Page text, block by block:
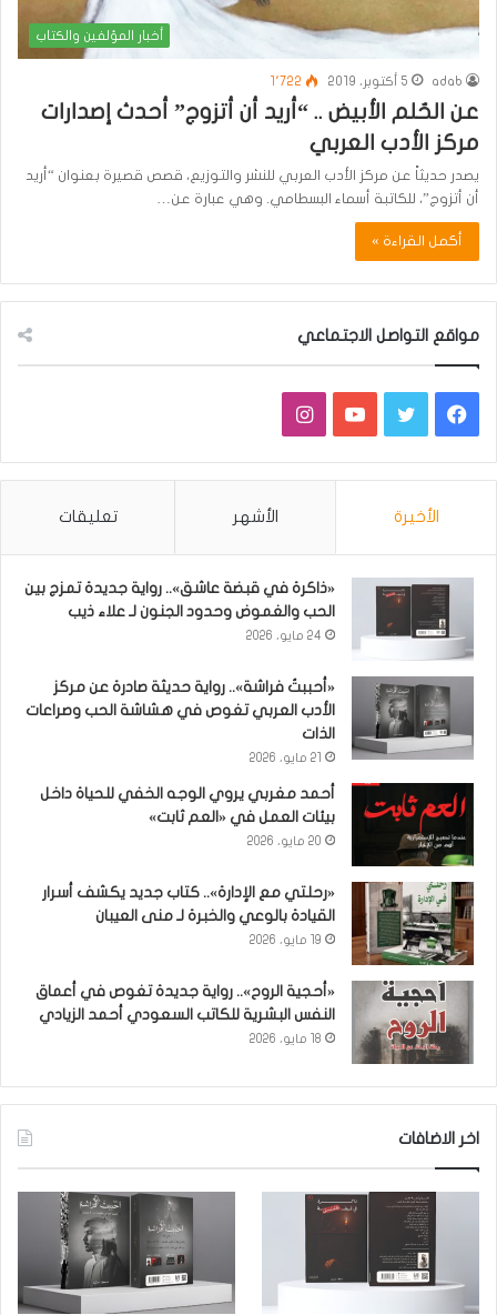
أخبار المؤلفين والكتاب
adab 5 أكتوبر، 2019 1٬722
عن الحٌلم الأبيض .. “أريد أن أتزوج” أحدث إصدارات
مركز الأدب العربي
يصدر حديثاً عن مركز الأدب العربي للنشر والتوزيع، قصص قصيرة بعنوان “أريد
أن أتزوج”، للكاتبة أسماء البسطامي. وهي عبارة عن…
أكمل القراءة »
مواقع التواصل الاجتماعي
فيسبوكتويتر يوتيوبانستقرام
الأخيرة الأشهر تعليقات
«ذاكرة في قبضة عاشق».. رواية جديدة تمزج بين
الحب والغموض وحدود الجنون لـ علاء ذيب
24 مايو، 2026
«أحببتُ فراشة».. رواية حديثة صادرة عن مركز
الأدب العربي تغوص في هشاشة الحب وصراعات
الذات
21 مايو، 2026
أحمد مغربي يروي الوجه الخفي للحياة داخل
بيئات العمل في «العم ثابت»
20 مايو، 2026
«رحلتي مع الإدارة».. كتاب جديد يكشف أسرار
القيادة بالوعي والخبرة لـ منى العيبان
19 مايو، 2026
«أحجية الروح».. رواية جديدة تغوص في أعماق
النفس البشرية للكاتب السعودي أحمد الزيادي
18 مايو، 2026
اخر الاضافات